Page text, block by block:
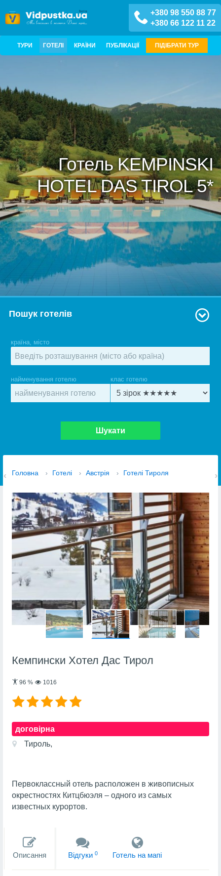
+380 98 550 88 77
+380 66 122 11 22
ТУРИ ГОТЕЛІ КРАЇНИ ПУБЛІКАЦІЇ ПІДІБРАТИ ТУР
Готель KEMPINSKI
HOTEL DAS TIROL 5*
Пошук готелів
країна, місто
найменування готелю клас готелю
Шукати
Головна › Готелі › Австрія › Готелі Тироля
Кемпински Хотел Дас Тирол
96 % 1016
договірна
Тироль,
Первоклассный отель расположен в живописных
окрестностях Китцбюэля – одного из самых
известных курортов.
Описання Вiдгуки 0 Готель на мапi